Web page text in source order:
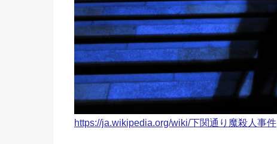
https://ja.wikipedia.org/wiki/下関通り魔殺人事件